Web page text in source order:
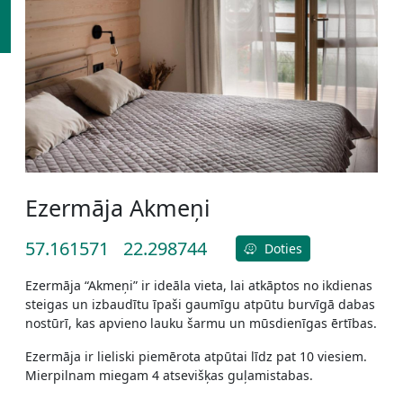
Ezermāja Akmeņi
57.161571 22.298744 Doties
Ezermāja “Akmeņi” ir ideāla vieta, lai atkāptos no ikdienas
steigas un izbaudītu īpaši gaumīgu atpūtu burvīgā dabas
nostūrī, kas apvieno lauku šarmu un mūsdienīgas ērtības.
Ezermāja ir lieliski piemērota atpūtai līdz pat 10 viesiem.
Mierpilnam miegam 4 atsevišķas guļamistabas.